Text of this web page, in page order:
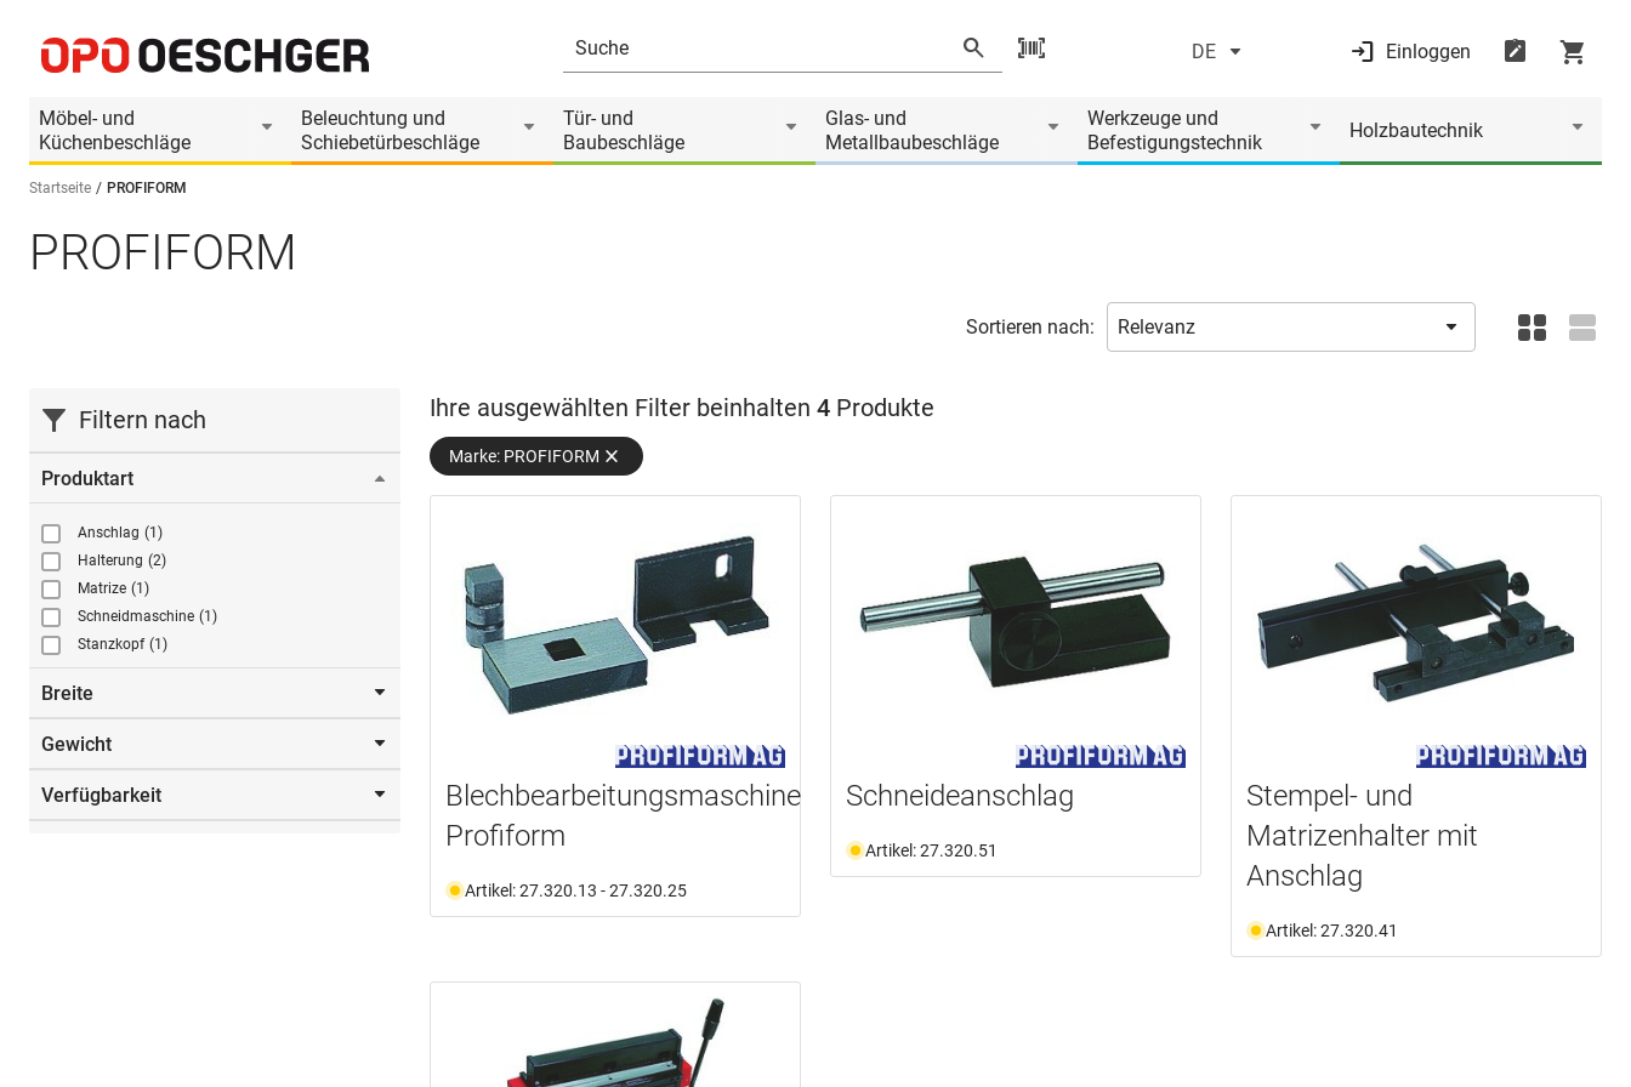
DE Einloggen
Möbel- und
Küchenbeschläge
Beleuchtung und
Schiebetürbeschläge
Tür- und
Baubeschläge
Glas- und
Metallbaubeschläge
Werkzeuge und
Befestigungstechnik
Holzbautechnik
Sprache wählen (DE)
Startseite PROFIFORM
PROFIFORM
Sortieren nach:
Filtern nach
Produktart
Anschlag (1)
Halterung (2)
Matrize (1)
Schneidmaschine (1)
Stanzkopf (1)
Breite
320.0 mm
Gewicht
18.5 kg (1)
Verfügbarkeit
Ihre ausgewählten Filter beinhalten 4 Produkte
Marke: PROFIFORM
Blechbearbeitungsmaschine
Profiform
Artikel: 27.320.13 - 27.320.25
Schneideanschlag
Artikel: 27.320.51
Stempel- und
Matrizenhalter mit
Anschlag
Artikel: 27.320.41